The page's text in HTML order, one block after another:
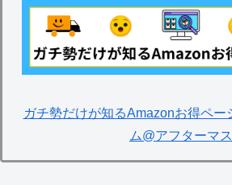
ガチ勢だけが知るAmazonお得ペー
ム@アフターマス